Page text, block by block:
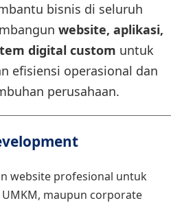
bisnis di seluruh
website, aplikasi,
digital custom untuk
efisiensi operasional dan
perusahaan.
website profesional untuk
maupun corporate